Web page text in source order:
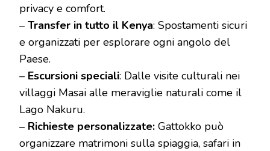
privacy e comfort.
– Transfer in tutto il Kenya: Spostamenti sicuri
e organizzati per esplorare ogni angolo del
Paese.
– Escursioni speciali: Dalle visite culturali nei
villaggi Masai alle meraviglie naturali come il
Lago Nakuru.
– Richieste personalizzate: Gattokko può
organizzare matrimoni sulla spiaggia, safari in